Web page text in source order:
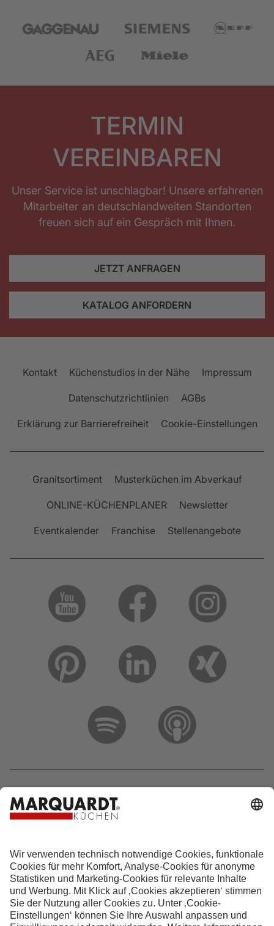
TERMIN
VEREINBAREN
Unser Service ist unschlagbar! Unsere erfahrenen
Mitarbeiter an deutschlandweiten Standorten
freuen sich auf ein Gespräch mit Ihnen.
JETZT ANFRAGEN
KATALOG ANFORDERN
Kontakt Küchenstudios in der Nähe Impressum
Datenschutzrichtlinien AGBs
Erklärung zur Barrierefreiheit Cookie-Einstellungen
Granitsortiment Musterküchen im Abverkauf
ONLINE-KÜCHENPLANER Newsletter
Eventkalender Franchise Stellenangebote
Hotline 0800 133 133 0
info@marquardt-kuechen.de
4.9Sterne aus4153Bewertungen